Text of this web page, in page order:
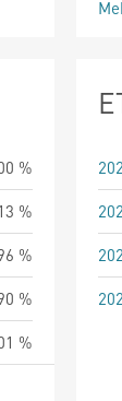
%
%
%
%
%